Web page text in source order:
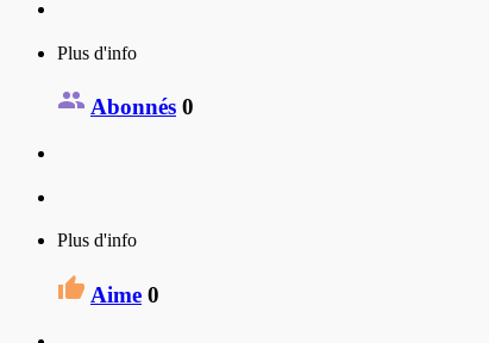
Plus d'info
Abonnés 0
Plus d'info
Aime 0